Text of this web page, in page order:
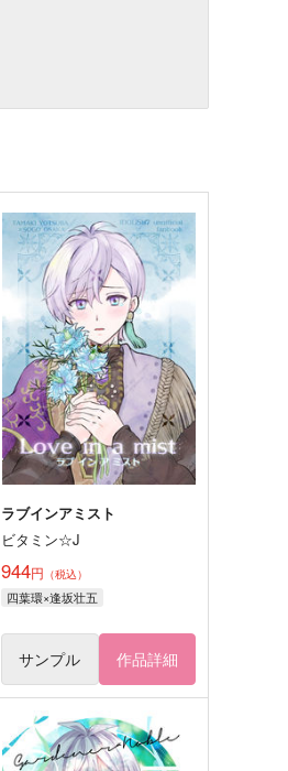
ラブインアミスト
ビタミン☆J
944円 （税込）
四葉環×逢坂壮五
サンプル 作品詳細